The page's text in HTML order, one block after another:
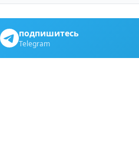
подпишитесь
Telegram